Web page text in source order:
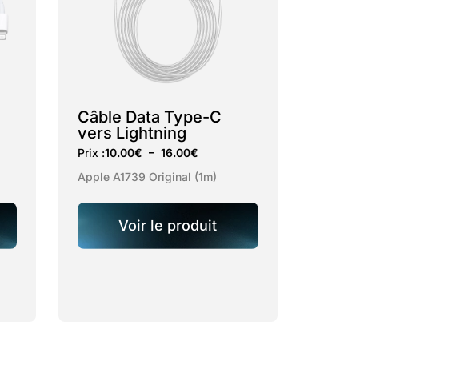
Câble Data Type-C
vers Lightning
Prix :10.00€ – 16.00€
Apple A1739 Original (1m)
Voir le produit